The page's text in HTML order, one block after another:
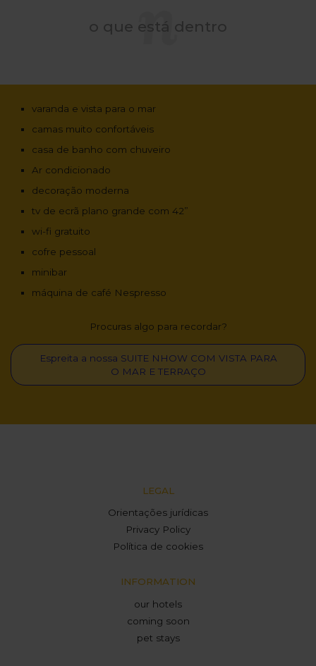
o que está dentro
varanda e vista para o mar
camas muito confortáveis
casa de banho com chuveiro
Ar condicionado
decoração moderna
tv de ecrã plano grande com 42”
wi-fi gratuito
cofre pessoal
minibar
máquina de café Nespresso
Procuras algo para recordar?
Espreita a nossa SUITE NHOW COM VISTA PARA
O MAR E TERRAÇO
LEGAL
Orientações jurídicas
Privacy Policy
Política de cookies
INFORMATION
our hotels
coming soon
pet stays